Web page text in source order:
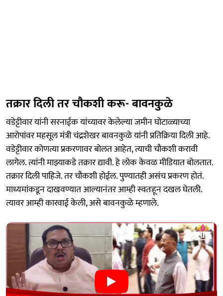
तक्रार दिली तर चौकशी करू- बावनकुळे
वडेट्टीवार यांनी सरनाईक यांच्यावर केलेल्या जमीन घोटाळ्याच्या
आरोपांवर महसूल मंत्री चंद्रशेखर बावनकुळे यांनी प्रतिक्रिया दिली आहे.
वडेट्टीवार कोणत्या प्रकरणावर बोलत आहेत, त्याची चौकशी करावी
लागेल. त्यांनी माझ्याकडे तक्रार द्यावी. हे लोक केवळ मीडियात बोलतात.
तक्रार दिली पाहिजे. तर चौकशी होईल. पुण्यातही असंच प्रकरण होतं.
माध्यमांकडून दाखवण्यात आल्यानंतर आम्ही स्वतःहून दखल घेतली.
त्यावर आम्ही कारवाई केली, असे बावनकुळे म्हणाले.